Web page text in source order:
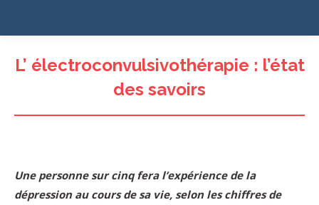
L’ électroconvulsivothérapie : l’état
des savoirs
Une personne sur cinq fera l’expérience de la
dépression au cours de sa vie, selon les chiffres de